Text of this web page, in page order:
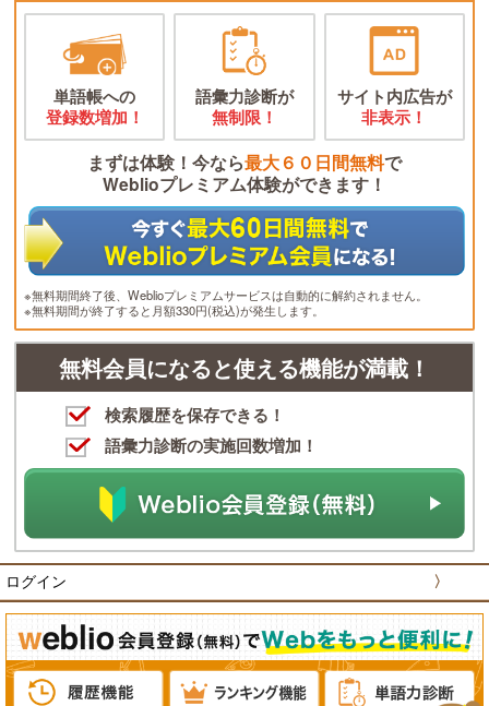
単語帳への
登録数増加！
語彙力診断が
無制限！
サイト内広告が
非表示！
まずは体験！今なら最大６０日間無料で
Weblioプレミアム体験ができます！
※無料期間終了後、Weblioプレミアムサービスは自動的に解約されません。
※無料期間が終了すると月額330円(税込)が発生します。
無料会員になると使える機能が満載！
検索履歴を保存できる！
語彙力診断の実施回数増加！
ログイン 〉